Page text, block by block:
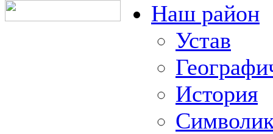
Наш район
Устав
История